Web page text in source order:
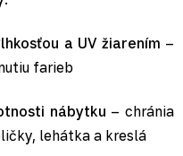
a UV žiarením –
farieb
nábytku – chránia
lehátka a kreslá